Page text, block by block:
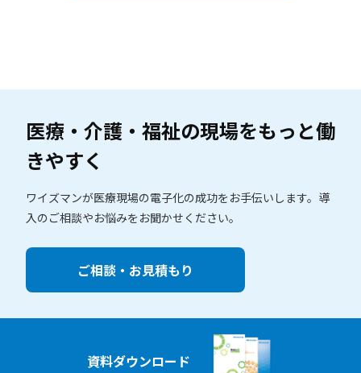
医療・介護・福祉の現場をもっと働
きやすく
ワイズマンが医療現場の電子化の成功をお手伝いします。 導
入のご相談やお悩みをお聞かせください。
ご相談・お見積もり
資料ダウンロード